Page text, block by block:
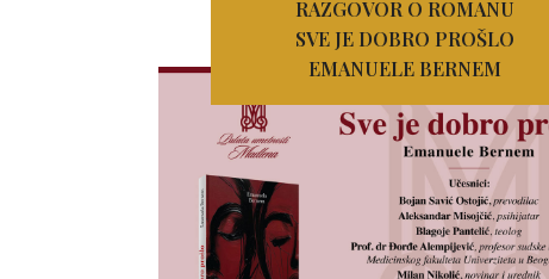
RAZGOVOR O ROMANU
SVE JE DOBRO PROŠLO
EMANUELE BERNEM